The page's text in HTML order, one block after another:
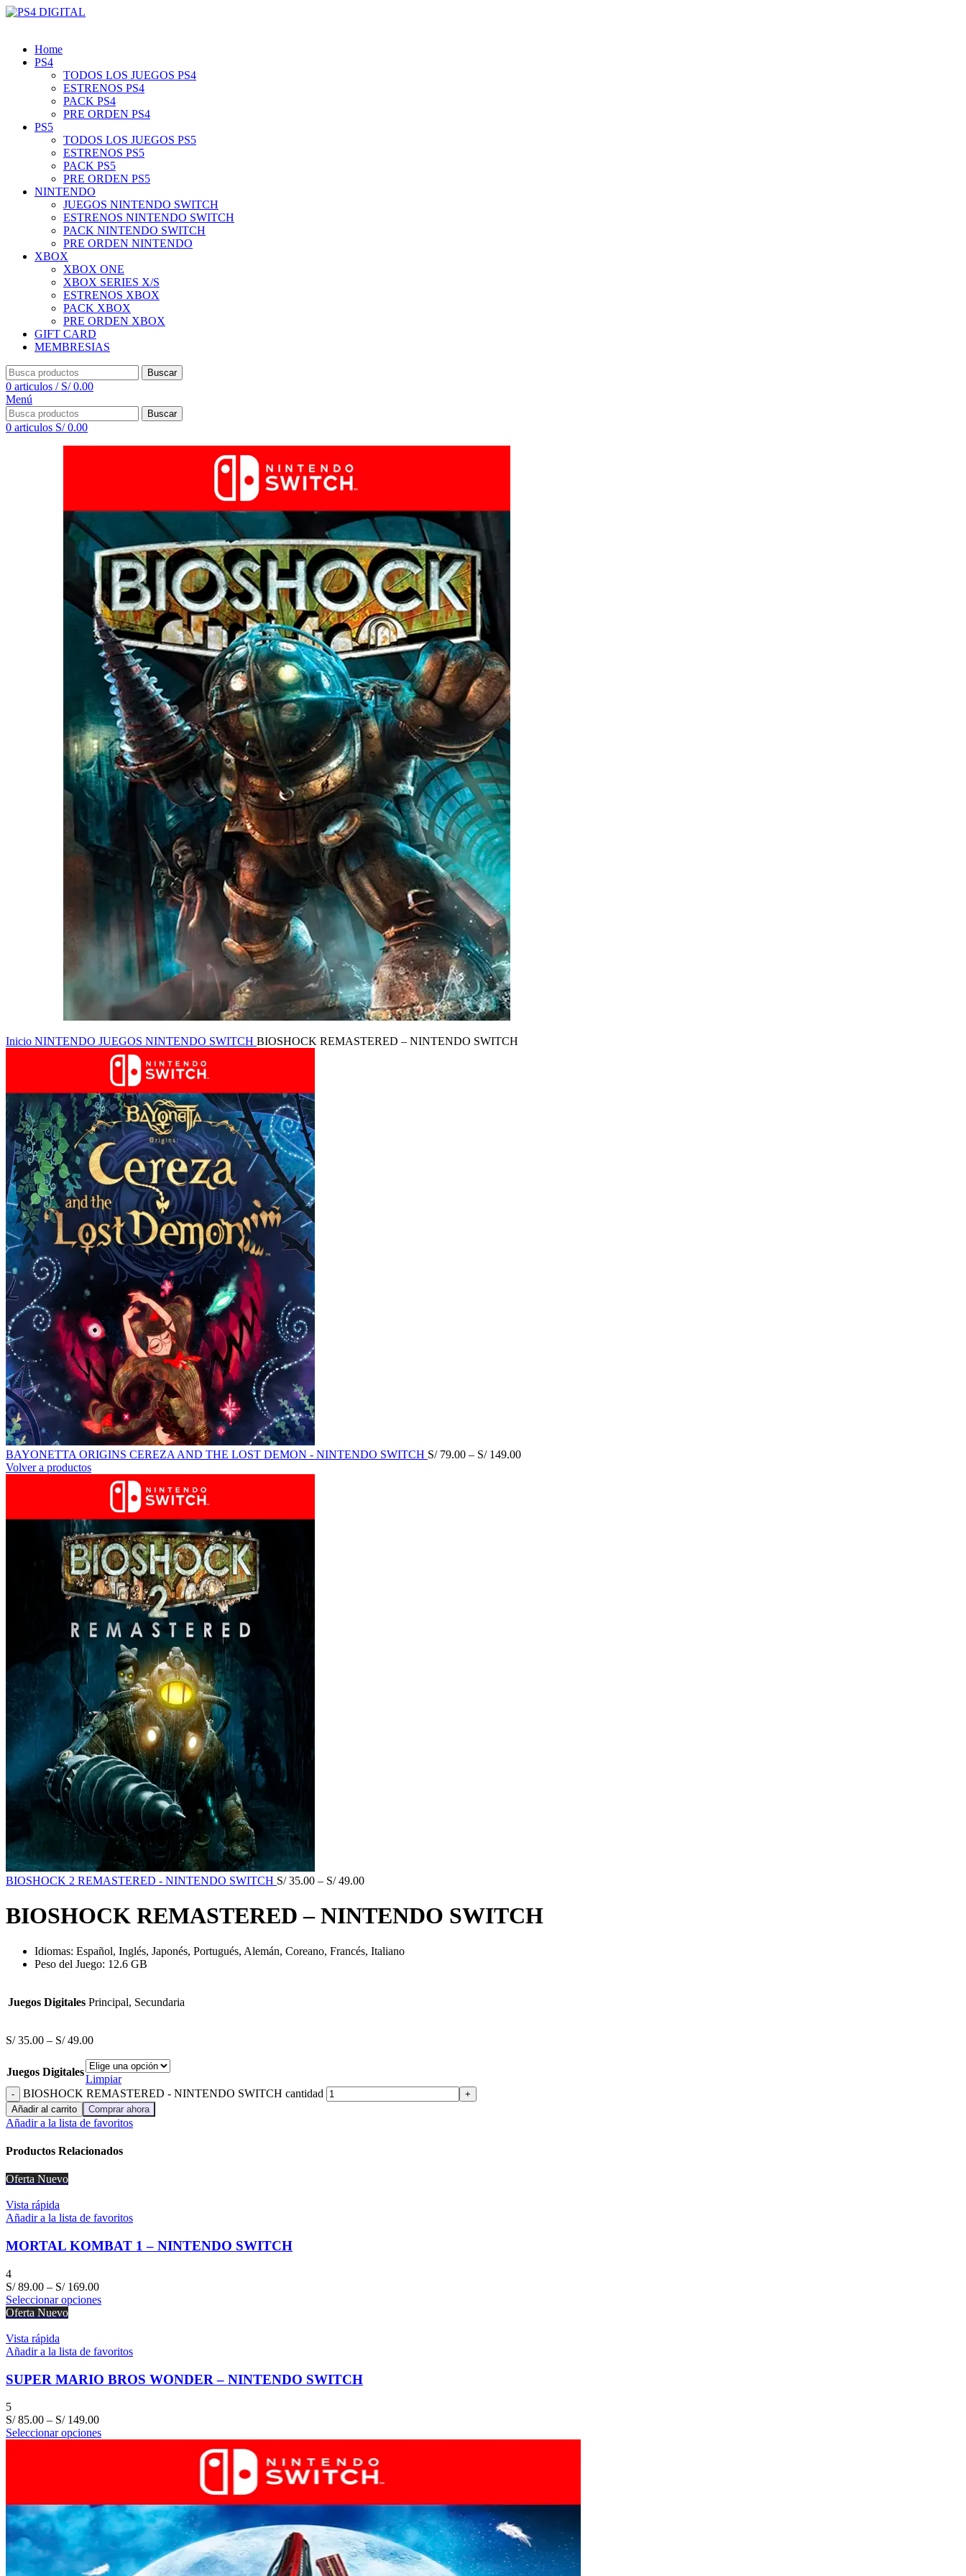
Home
PS4
TODOS LOS JUEGOS PS4
ESTRENOS PS4
PACK PS4
PRE ORDEN PS4
PS5
TODOS LOS JUEGOS PS5
ESTRENOS PS5
PACK PS5
PRE ORDEN PS5
NINTENDO
JUEGOS NINTENDO SWITCH
ESTRENOS NINTENDO SWITCH
PACK NINTENDO SWITCH
PRE ORDEN NINTENDO
XBOX
XBOX ONE
XBOX SERIES X/S
ESTRENOS XBOX
PACK XBOX
PRE ORDEN XBOX
GIFT CARD
MEMBRESIAS
Buscar
0 articulos / S/0.00
Menú
Buscar
0 articulos S/0.00
Inicio NINTENDO JUEGOS NINTENDO SWITCH BIOSHOCK REMASTERED – NINTENDO SWITCH
BAYONETTA ORIGINS CEREZA AND THE LOST DEMON - NINTENDO SWITCH S/79.00 – S/149.00
Volver a productos
BIOSHOCK 2 REMASTERED - NINTENDO SWITCH S/35.00 – S/49.00
BIOSHOCK REMASTERED – NINTENDO SWITCH
Idiomas: Español, Inglés, Japonés, Portugués, Alemán, Coreano, Francés, Italiano
Peso del Juego: 12.6 GB
Juegos Digitales Principal, Secundaria
S/35.00 – S/49.00
Juegos Digitales
Limpiar
BIOSHOCK REMASTERED - NINTENDO SWITCH cantidad
Añadir al carrito Comprar ahora
Añadir a la lista de favoritos
Productos Relacionados
Oferta Nuevo
Vista rápida
Añadir a la lista de favoritos
MORTAL KOMBAT 1 – NINTENDO SWITCH
4
S/89.00 – S/169.00
Seleccionar opciones
Oferta Nuevo
Vista rápida
Añadir a la lista de favoritos
SUPER MARIO BROS WONDER – NINTENDO SWITCH
5
S/85.00 – S/149.00
Seleccionar opciones